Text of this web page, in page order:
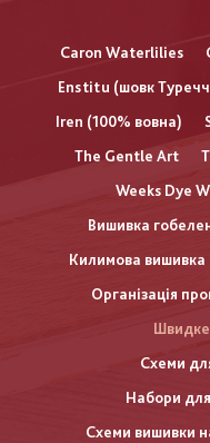
Caron Waterlilies
Enstitu (шовк
Iren (100% вовна)
The Gentle Art
Weeks Dye
Вишивка
Килимова вишивка
Організація
Схеми
Набори
Схеми вишивки